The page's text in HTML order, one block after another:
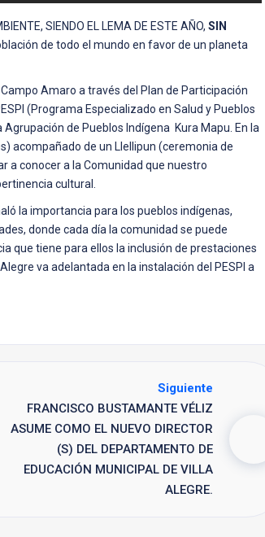
SIENDO EL LEMA DE ESTE AÑO, SIN
de todo el mundo en favor de un planeta
Amaro a través del Plan de Participación
(Programa Especializado en Salud y Pueblos
de Pueblos Indígena Kura Mapu. En la
acompañado de un Llellipun (ceremonia de
a conocer a la Comunidad que nuestro
cultural.
la importancia para los pueblos indígenas,
donde cada día la comunidad se puede
que tiene para ellos la inclusión de prestaciones
va adelantada en la instalación del PESPI a
Siguiente
FRANCISCO BUSTAMANTE VÉLIZ
ASUME COMO EL NUEVO DIRECTOR
(S) DEL DEPARTAMENTO DE
EDUCACIÓN MUNICIPAL DE VILLA
ALEGRE.